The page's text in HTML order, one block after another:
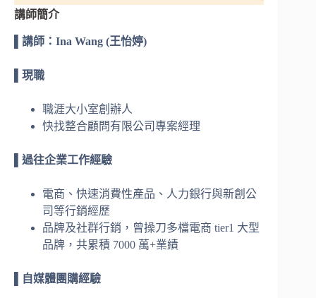
講師簡介
講師： Ina Wang (王怡婷)
現職
職涯大小室創辦人
快找整合顧問有限公司專案經理
過往企業工作經驗
電商、快速消費性產品、人力銀行與新創公
司等行銷經歷
品牌及社群行銷，曾操刀多檔電商 tier1 大型
品牌，共累積 7000 萬+業績
自媒體團購經驗